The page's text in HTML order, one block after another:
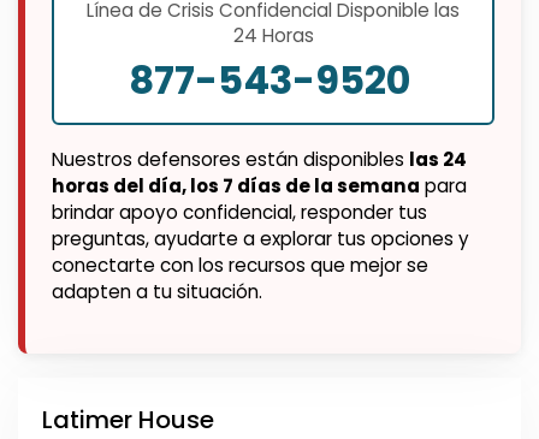
Línea de Crisis Confidencial Disponible las
24 Horas
877-543-9520
Nuestros defensores están disponibles las 24
horas del día, los 7 días de la semana para
brindar apoyo confidencial, responder tus
preguntas, ayudarte a explorar tus opciones y
conectarte con los recursos que mejor se
adapten a tu situación.
Latimer House